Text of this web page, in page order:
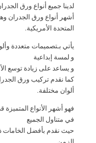
لدينا جميع أنواع ورق
أشهر أنواع ورق الجدران
المتحدة الأمريكية.
يأتي بـتصميمات متعددة
و لمسة إبداعية
و يساعد على زيادة توسع
كما نقدم تركيب ورق
ألوان مختلفة.
فهو أشهر الأنواع المتميزة
في متناول الجميع
حيث نقدم بأفضل الخامات